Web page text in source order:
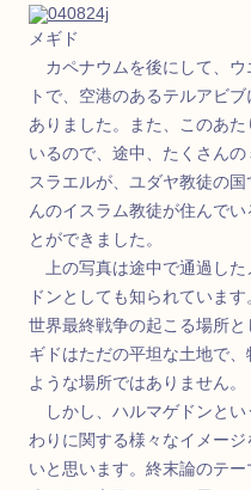
メギド
カペナウムを後にして、ウ
トで、空港のあるテルアビ
ありました。また、このあ
いるので、途中、たくさん
スラエルが、ユダヤ教徒の
んのイスラム教徒が住んで
とができました。
上の写真は途中で通過した
ドンとしても知られていま
世界最終戦争の起こる場所
ギドはただの平坦な土地で
ような場所ではありません。
しかし、ハルマゲドンとい
わりに関する様々なイメー
いと思います。終末論のテ